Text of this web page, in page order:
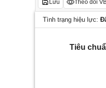
Lưu Theo dõi
Tình trạng hiệu lực:
Tiêu